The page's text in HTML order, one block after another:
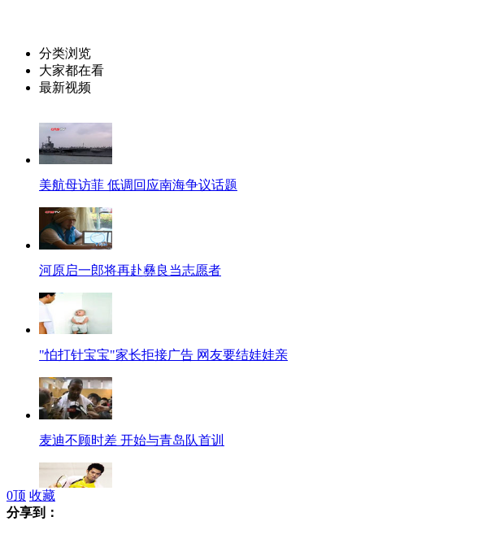
分类浏览
大家都在看
最新视频
美航母访菲 低调回应南海争议话题
河原启一郎将再赴彝良当志愿者
"怕打针宝宝"家长拒接广告 网友要结娃娃亲
麦迪不顾时差 开始与青岛队首训
0顶 收藏
分享到：